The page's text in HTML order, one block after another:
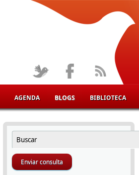
AGENDA BLOGS BIBLIOTECA
FORMULARIO DE BÚSQUEDA
Buscar